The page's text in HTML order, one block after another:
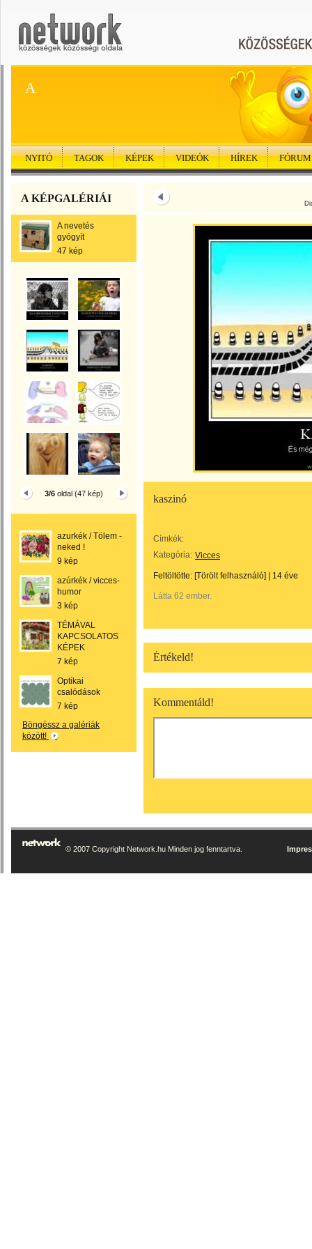
A
NYITÓ TAGOK KÉPEK VIDEÓK HÍREK FÓRUM
A KÉPGALÉRIÁI
A nevetés
gyógyít
47 kép
3/6 oldal (47 kép)
azurkék / Tölem -
neked !
9 kép
azúrkék / vicces-
humor
3 kép
TÉMÁVAL
KAPCSOLATOS
KÉPEK
7 kép
Optikai
csalódások
7 kép
Böngéssz a galériák
között!
kaszinó
Címkék:
Kategória: Vicces
Feltöltötte: [Törölt felhasználó] 14 éve
Látta 62 ember.
Értékeld!
Kommentáld!
© 2007 Copyright Network.hu Minden jog fenntartva.